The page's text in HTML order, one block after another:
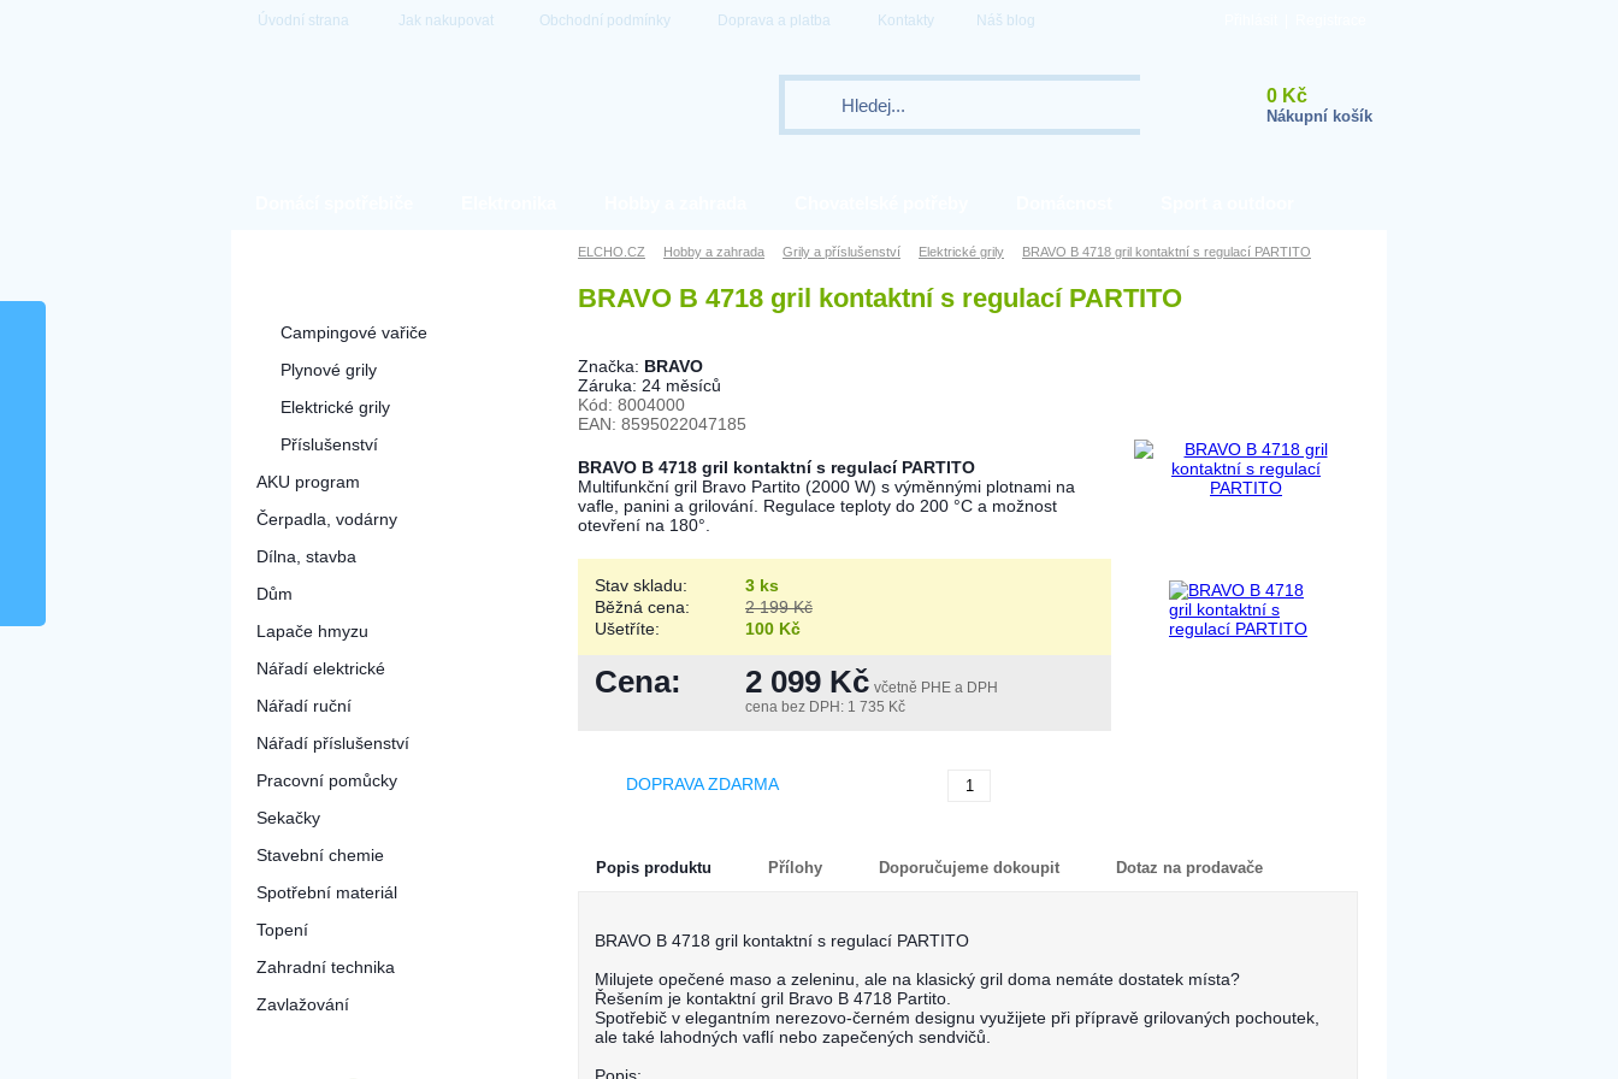
Úvodní strana Jak nakupovat Obchodní podmínky Doprava a platba Kontakty Náš blog
0 Kč
Nákupní košík
Campingové vařiče
Plynové grily
Elektrické grily
Příslušenství
AKU program
Čerpadla, vodárny
Dílna, stavba
Dům
Lapače hmyzu
Nářadí elektrické
Nářadí ruční
Nářadí příslušenství
Pracovní pomůcky
Sekačky
Stavební chemie
Spotřební materiál
Topení
Zahradní technika
Zavlažování
ELCHO.CZ Hobby a zahrada Grily a příslušenství Elektrické grily BRAVO B 4718 gril kontaktní s regulací PARTITO
BRAVO B 4718 gril kontaktní s regulací PARTITO
Značka: BRAVO
Záruka: 24 měsíců
Kód: 8004000
EAN: 8595022047185
BRAVO B 4718 gril kontaktní s regulací PARTITO
Multifunkční gril Bravo Partito (2000 W) s výměnnými plotnami na
vafle, panini a grilování. Regulace teploty do 200 °C a možnost
otevření na 180°.
Stav skladu:
3 ks
Běžná cena:
2 199 Kč
Ušetříte:
100 Kč
Cena: 2 099 Kč včetně PHE a DPH
cena bez DPH: 1 735 Kč
DOPRAVA ZDARMA
Popis produktu Přílohy Doporučujeme dokoupit Dotaz na prodavače
BRAVO B 4718 gril kontaktní s regulací PARTITO
Milujete opečené maso a zeleninu, ale na klasický gril doma nemáte dostatek místa?
Řešením je kontaktní gril Bravo B 4718 Partito.
Spotřebič v elegantním nerezovo-černém designu využijete při přípravě grilovaných pochoutek,
ale také lahodných vaflí nebo zapečených sendvičů.